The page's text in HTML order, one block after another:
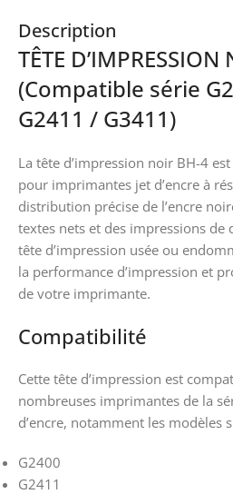
Description
TÊTE
(Compatible série
G2411 / G3411)
La tête d’impression noir BH-4
pour imprimantes jet d’encre à
distribution précise de l’encre
textes nets et des impressions de
tête d’impression usée ou
la performance d’impression et
de votre imprimante.
Compatibilité
Cette tête d’impression est
nombreuses imprimantes de la
d’encre, notamment les modèles
G2400
G2411